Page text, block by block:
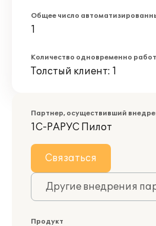
Общее число
1
Количество одновременно
Толстый клиент: 1
Партнер, осуществивший
1С-РАРУС Пилот
Связаться
Другие внедрения
Продукт